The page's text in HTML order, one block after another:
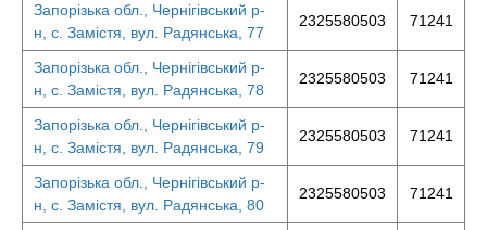
Запорізька обл., Чернігівський р-
н, с. Замістя, вул. Радянська, 77
2325580503 71241
Запорізька обл., Чернігівський р-
н, с. Замістя, вул. Радянська, 78
2325580503 71241
Запорізька обл., Чернігівський р-
н, с. Замістя, вул. Радянська, 79
2325580503 71241
Запорізька обл., Чернігівський р-
н, с. Замістя, вул. Радянська, 80
2325580503 71241